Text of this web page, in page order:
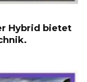
Hybrid bietet